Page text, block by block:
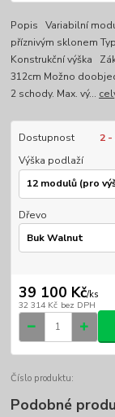
Popis Variabilní
příznivým sklonem
Konstrukční výška
312cm Možno
2 schody. Max. vý...
Dostupnost
2
Výška podlaží
Dřevo
39 100 Kč/ks
32 314 Kč bez DPH
Číslo produktu:
Podobné